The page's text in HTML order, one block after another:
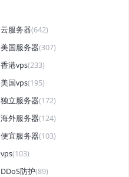
云服务器(642)
美国服务器(307)
香港vps(233)
美国vps(195)
独立服务器(172)
海外服务器(124)
便宜服务器(103)
vps(103)
DDoS防护(89)